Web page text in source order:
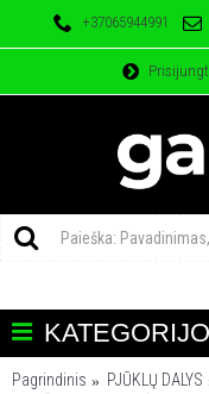
+37065944991
Pagrindinis PJŪKLŲ DALYS